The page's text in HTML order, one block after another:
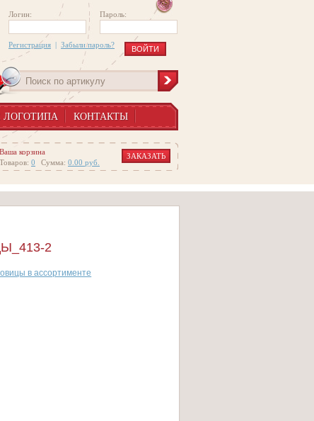
Логин: Пароль:
Регистрация | Забыли пароль?
ЛОГОТИПА
КОНТАКТЫ
Ваша корзина
Товаров: 0 Сумма: 0.00 руб.
ЗАКАЗАТЬ
2
в ассортименте